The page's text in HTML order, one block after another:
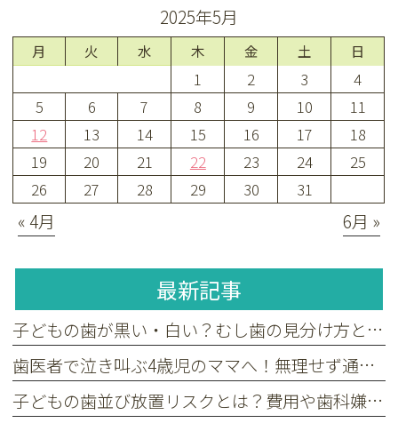
2025年5月
月 火 水 木 金 土 日
1 2 3
4
5
6 7 8 9 10
11
12
13 14 15 16 17
18
19
20 21 22 23 24
25
26
27 28 29 30 31
« 4月 6月 »
最新記事
子どもの歯が黒い・白い？むし歯の見分け方と嫌がる子の受診目安
歯医者で泣き叫ぶ4歳児のママへ！無理せず通える小児歯科の選び方
子どもの歯並び放置リスクとは？費用や歯科嫌いへの配慮も解説